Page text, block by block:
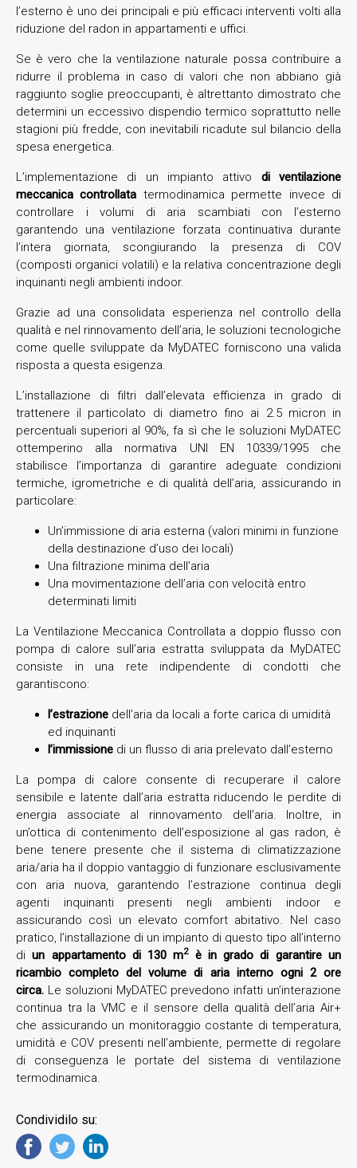
l’esterno è uno dei principali e più efficaci interventi volti alla
riduzione del radon in appartamenti e uffici.
Se è vero che la ventilazione naturale possa contribuire a
ridurre il problema in caso di valori che non abbiano già
raggiunto soglie preoccupanti, è altrettanto dimostrato che
determini un eccessivo dispendio termico soprattutto nelle
stagioni più fredde, con inevitabili ricadute sul bilancio della
spesa energetica.
L’implementazione di un impianto attivo di ventilazione
meccanica controllata termodinamica permette invece di
controllare i volumi di aria scambiati con l’esterno
garantendo una ventilazione forzata continuativa durante
l’intera giornata, scongiurando la presenza di COV
(composti organici volatili) e la relativa concentrazione degli
inquinanti negli ambienti indoor.
Grazie ad una consolidata esperienza nel controllo della
qualità e nel rinnovamento dell’aria, le soluzioni tecnologiche
come quelle sviluppate da MyDATEC forniscono una valida
risposta a questa esigenza.
L’installazione di filtri dall’elevata efficienza in grado di
trattenere il particolato di diametro fino ai 2.5 micron in
percentuali superiori al 90%, fa sì che le soluzioni MyDATEC
ottemperino alla normativa UNI EN 10339/1995 che
stabilisce l’importanza di garantire adeguate condizioni
termiche, igrometriche e di qualità dell’aria, assicurando in
particolare:
Un’immissione di aria esterna (valori minimi in funzione
della destinazione d’uso dei locali)
Una filtrazione minima dell’aria
Una movimentazione dell’aria con velocità entro
determinati limiti
La Ventilazione Meccanica Controllata a doppio flusso con
pompa di calore sull’aria estratta sviluppata da MyDATEC
consiste in una rete indipendente di condotti che
garantiscono:
l’estrazione dell’aria da locali a forte carica di umidità
ed inquinanti
l’immissione di un flusso di aria prelevato dall’esterno
La pompa di calore consente di recuperare il calore
sensibile e latente dall’aria estratta riducendo le perdite di
energia associate al rinnovamento dell’aria. Inoltre, in
un’ottica di contenimento dell’esposizione al gas radon, è
bene tenere presente che il sistema di climatizzazione
aria/aria ha il doppio vantaggio di funzionare esclusivamente
con aria nuova, garantendo l’estrazione continua degli
agenti inquinanti presenti negli ambienti indoor e
assicurando così un elevato comfort abitativo. Nel caso
pratico, l’installazione di un impianto di questo tipo all’interno
diun appartamento di 130 m2è in grado di garantire un
ricambio completo del volume di aria interno ogni 2 ore
circa. Le soluzioni MyDATEC prevedono infatti un’interazione
continua tra la VMC e il sensore della qualità dell’aria Air+
che assicurando un monitoraggio costante di temperatura,
umidità e COV presenti nell’ambiente, permette di regolare
di conseguenza le portate del sistema di ventilazione
termodinamica.
Condividilo su: